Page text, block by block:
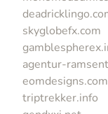
skyglobefx.com
agentur-
eomdesigns.com
triptrekker.info